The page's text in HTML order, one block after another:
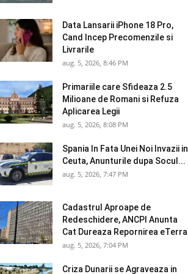
Data Lansarii iPhone 18 Pro,
Cand Incep Precomenzile si
Livrarile
aug. 5, 2026, 8:46 PM
Primariile care Sfideaza 2.5
Milioane de Romani si Refuza
Aplicarea Legii
aug. 5, 2026, 8:08 PM
Spania In Fata Unei Noi Invazii in
Ceuta, Anunturile dupa Socul...
aug. 5, 2026, 7:47 PM
Cadastrul Aproape de
Redeschidere, ANCPI Anunta
Cat Dureaza Repornirea eTerra
aug. 5, 2026, 7:04 PM
Criza Dunarii se Agraveaza in